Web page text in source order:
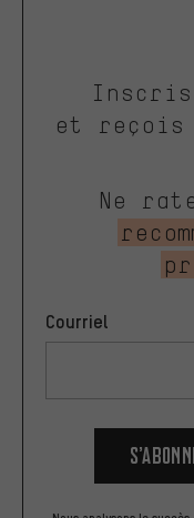
et reçois
Ne
Courriel